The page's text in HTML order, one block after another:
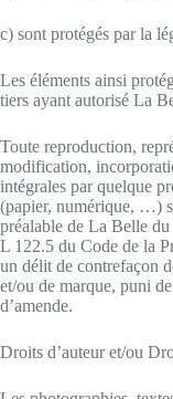
c) sont protégés par la
Les éléments ainsi
tiers ayant autorisé La
Toute reproduction,
modification,
intégrales par quelque
(papier, numérique, …)
préalable de La Belle
L 122.5 du Code de la
un délit de contrefaçon
et/ou de marque, puni
d’amende.
Droits d’auteur et/ou